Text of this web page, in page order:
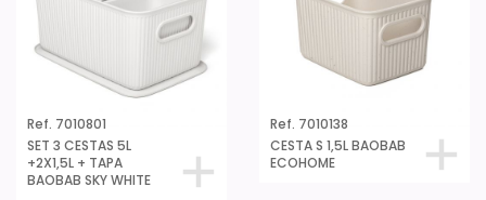
Ref. 7010801
SET 3 CESTAS 5L
+2X1,5L + TAPA
BAOBAB SKY WHITE
Ref. 7010138
CESTA S 1,5L BAOBAB
ECOHOME